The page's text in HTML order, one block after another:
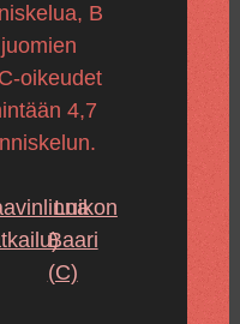
B
oikeudet
4,7
Luikon
Baari
(C)